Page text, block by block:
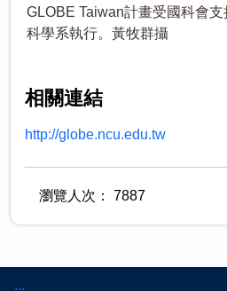
GLOBE Taiwan計畫受國科會
科學系執行。黃牧群攝
相關連結
http://globe.ncu.edu.tw
瀏覽人次： 7887